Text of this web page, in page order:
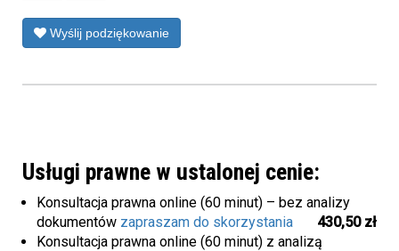
Wyślij podziękowanie
Usługi prawne w ustalonej cenie:
Konsultacja prawna online (60 minut) – bez analizy
dokumentów
430,50 zł
zapraszam do skorzystania
Konsultacja prawna online (60 minut) z analizą